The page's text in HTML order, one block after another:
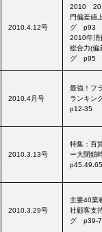
2010.4.12号
2010
門偏差値
グ p93
2010年消
総合力(偏
グ p95
2010.4月号
最強！フ
ランキ
p12-35
2010.3.13号
特集：百
ー大閉
2010.3.29号
主要40業
社顧客支
グ p39-